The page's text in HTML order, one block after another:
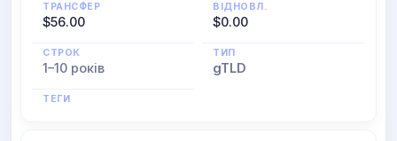
ТРАНСФЕР
$56.00
ВІДНОВЛ.
$0.00
СТРОК
1–10 років
ТИП
gTLD
ТЕГИ